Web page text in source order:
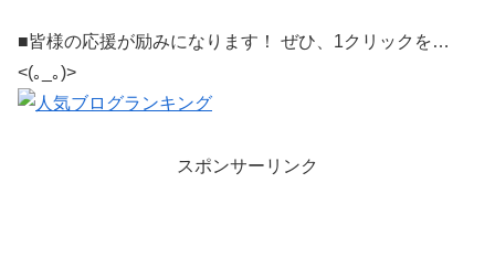
■皆様の応援が励みになります！ ぜひ、1クリックを…
<(｡_｡)>
スポンサーリンク